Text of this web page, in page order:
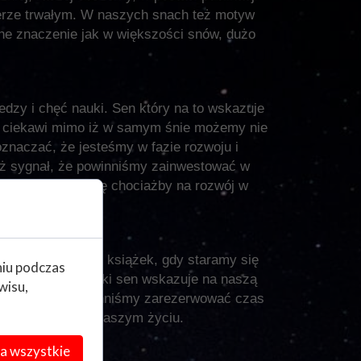
trwałym. W naszych snach też motyw
znaczenie jak w większości snów, dużo
i chęć nauki. Sen który na to wskazuje
mimo iż w samym śnie możemy nie
że jesteśmy w fazie rozwoju i
że powinniśmy zainwestować w
sobie szansę chociażby na rozwój w
gdzie jest wiele książek, gdy staramy się
tego zrobić. Taki sen wskazuje na naszą
że powinniśmy zarezerwować czas
zmian w naszym życiu.
podczas
wszystkie